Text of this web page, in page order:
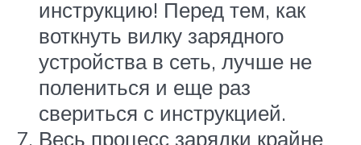
инструкцию! Перед тем, как
воткнуть вилку зарядного
устройства в сеть, лучше не
полениться и еще раз
свериться с инструкцией.
Весь процесс зарядки крайне